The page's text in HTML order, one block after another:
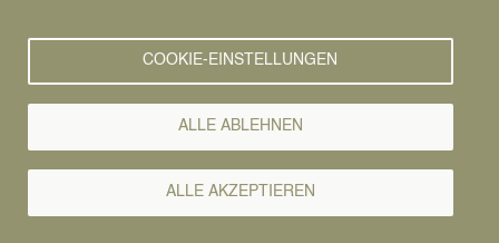
Spielgeräte
Drehscheibe 'Line'
Roll-up
COOKIE-EINSTELLUNGEN
ALLE ABLEHNEN
ALLE AKZEPTIEREN